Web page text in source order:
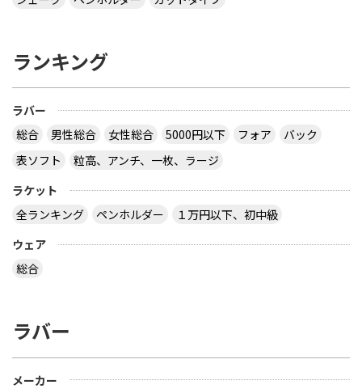
ランキング
ラバー
総合
男性総合 女性総合 5000円以下 フォア
バック
表ソフト
粒高、アンチ、一枚、ラージ
ラケット
全ランキング
ペンホルダー
１万円以下、初中級
ウェア
総合
ラバー
メーカー